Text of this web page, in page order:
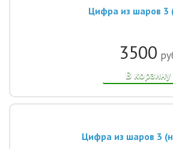
Цифра из шаров 3
3500
В корзину
Цифра из шаров 3